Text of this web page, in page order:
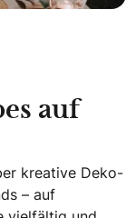
auf
kreative Deko-
– auf